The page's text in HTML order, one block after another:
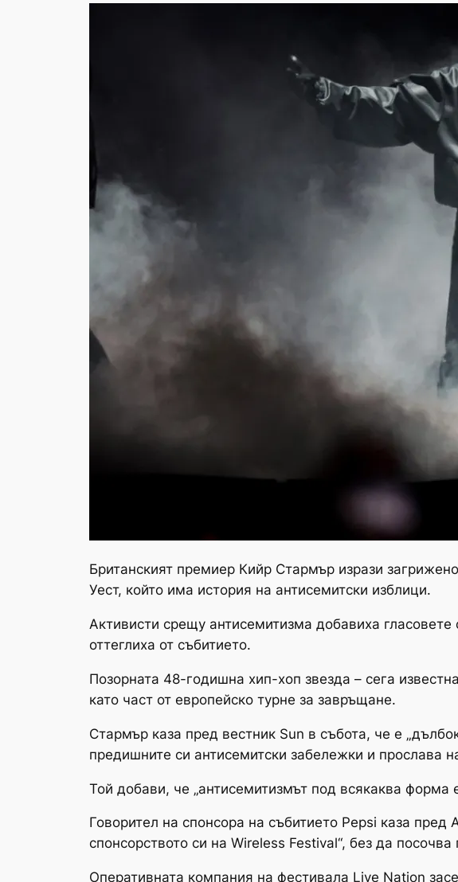
Британският премиер Кийр Стармър изрази
Уест, който има история на антисемитски изблици.
Активисти срещу антисемитизма добавиха
оттеглиха от събитието.
Позорната 48-годишна хип-хоп звезда – сега
като част от европейско турне за завръщане.
Стармър каза пред вестник Sun в събота, че е
предишните си антисемитски забележки и прослава
Той добави, че „антисемитизмът под всякаква форма
Говорител на спонсора на събитието Pepsi каза
спонсорството си на Wireless Festival“, без да посочва
Оперативната компания на фестивала Live Nation